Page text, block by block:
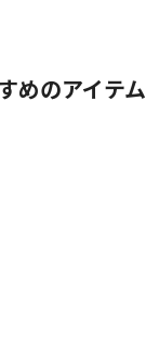
めのアイテム